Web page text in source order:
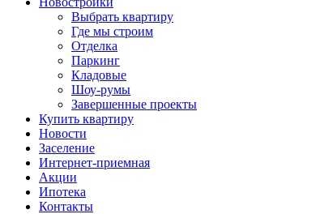
Выбрать квартиру
Где мы строим
Отделка
Паркинг
Кладовые
Шоу-румы
Завершенные проекты
Купить квартиру
Новости
Заселение
Интернет-приемная
Акции
Ипотека
Контакты